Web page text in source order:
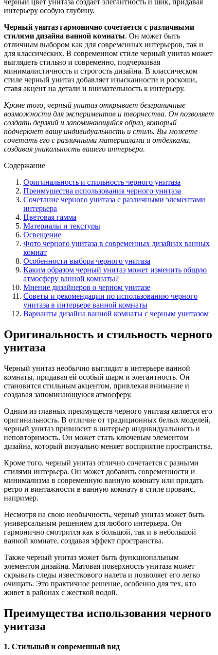
интерьеру особую глубину.
Черный унитаз гармонично сочетается с различными
стилями дизайна ванной комнаты. Он может быть
отличным выбором как для современных интерьеров, так и
для классических. В современном стиле черный унитаз может
выглядеть стильно и современно, подчеркивая
минималистичность и строгость дизайна. В классическом
стиле черный унитаз добавляет изысканности и роскоши,
ставя акцент на детали и внимательность к интерьеру.
Кроме того, черный унитаз открывает безграничные
возможности для экспериментов и творчества. Он позволяет
создать дерзкий и запоминающийся образ, который
подчеркнет вашу индивидуальность и стиль. Вы можете
сочетать его с различными материалами и отделками,
создавая уникальность вашего интерьера.
Содержание
Оригинальность и стильность черного унитаза
Преимущества использования черного унитаза
Сочетание черного унитаза с различными элементами
интерьера
Цветовая гамма
Материалы и текстуры
Освещение
Фото черного унитаза в современных дизайнах ванных
комнат
Особенности выбора черного унитаза
Каким образом черный унитаз может изменить общую
атмосферу ванной комнаты?
Мнение дизайнеров о черном унитазе
Советы и рекомендации по использованию черного
унитаза в интерьере ванной комнаты
Варианты дизайна ванной комнаты с черным унитазом
Оригинальность и стильность черного
унитаза
Черный унитаз необычно выглядит в интерьере ванной
комнаты, придавая ей особый шарм и элегантность. Он
становится стильным акцентом, привлекая внимание и
создавая запоминающуюся атмосферу.
Одним из главных преимуществ черного унитаза является его
оригинальность. В отличие от традиционных белых моделей,
черный унитаз привносит в интерьер индивидуальность и
неповторимость. Он может стать ключевым элементом
дизайна, который визуально меняет восприятие пространства.
Кроме того, черный унитаз отлично сочетается с разными
стилями интерьера. Он может добавить современности и
минимализма в современную ванную комнату или придать
ретро и винтажности в ванную комнату в стиле прованс,
например.
Несмотря на свою необычность, черный унитаз может быть
универсальным решением для любого интерьера. Он
гармонично смотрится как в большой, так и в небольшой
ванной комнате, создавая эффект пространства.
Также черный унитаз может быть функциональным
элементом дизайна. Матовая поверхность унитаза может
скрывать следы известкового налета и позволяет его легко
очищать. Это практичное решение, особенно для тех, кто
живет в районах с жесткой водой.
Преимущества использования черного
унитаза
1. Стильный и современный вид